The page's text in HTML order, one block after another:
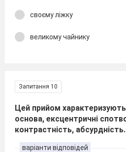
своєму ліжку
великому чайнику
Запитання 10
Цей прийом
основа, ексцентричні
контрастність,
варіанти відповідей